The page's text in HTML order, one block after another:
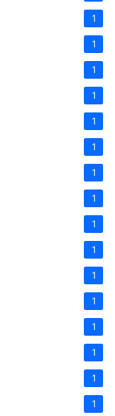
1
1
1
1
1
1
1
1
1
1
1
1
1
1
1
1